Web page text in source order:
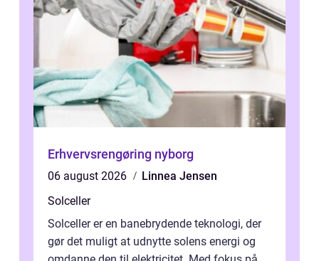
Erhvervsrengøring nyborg
06 august 2026
Linnea Jensen
Solceller
Solceller er en banebrydende teknologi, der
gør det muligt at udnytte solens energi og